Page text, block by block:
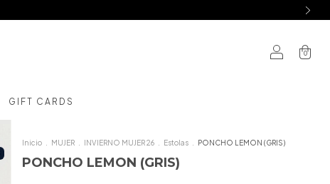
0
GIFT CARDS
Inicio MUJER INVIERNO MUJER 26 Estolas PONCHO LEMON (GRIS)
PONCHO LEMON (GRIS)